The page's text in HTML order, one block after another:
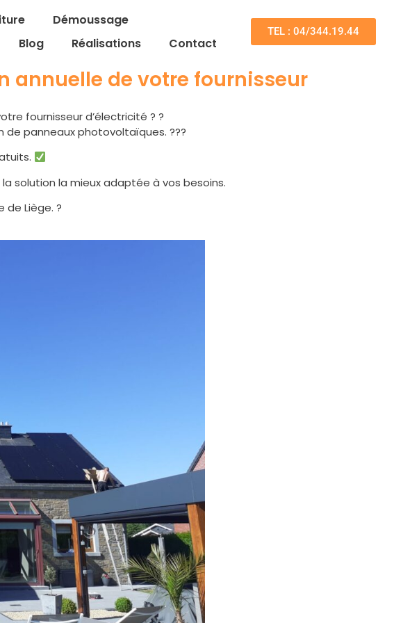
Démoussage
Blog Réalisations Contact
TEL : 04/344.19.44
annuelle de votre fournisseur
fournisseur d’électricité ? ?
de panneaux photovoltaïques. ???
solution la mieux adaptée à vos besoins.
de Liège. ?